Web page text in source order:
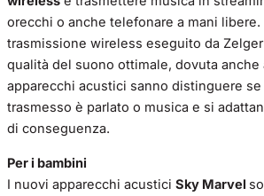
orecchi o anche telefonare a mani
trasmissione wireless eseguito da
qualità del suono ottimale, dovuta
apparecchi acustici sanno distinguere
trasmesso è parlato o musica e si
di conseguenza.
Per i bambini
I nuovi apparecchi acustici Sky Marvel